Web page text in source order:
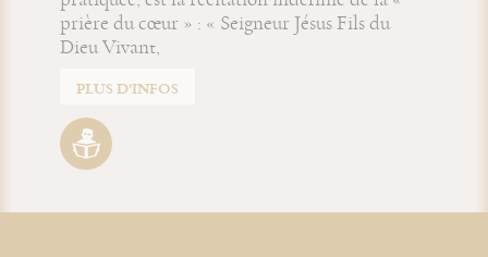
prière du cœur » : « Seigneur Jésus Fils du
Dieu Vivant,
PLUS D'INFOS